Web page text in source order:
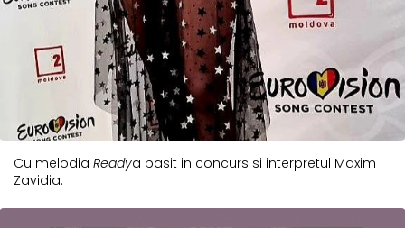
Cu melodia Readya pasit in concurs si interpretul Maxim
Zavidia.